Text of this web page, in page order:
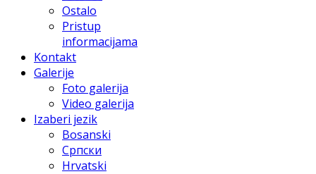
Ostalo
Pristup
informacijama
Kontakt
Galerije
Foto galerija
Video galerija
Izaberi jezik
Bosanski
Српски
Hrvatski